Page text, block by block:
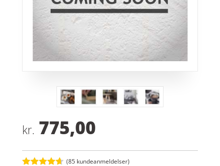
kr. 775,00
(85 kundeanmeldelser)